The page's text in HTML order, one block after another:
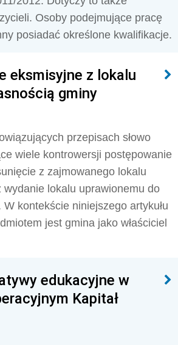
Osoby podejmujące pracę
posiadać określone kwalifikacje.
eksmisyjne z lokalu
gminy
przepisach słowo
wiele kontrowersji postępowanie
z zajmowanego lokalu
wydanie lokalu uprawionemu do
kontekście niniejszego artykułu
jest gmina jako właściciel
edukacyjne w
Kapitał